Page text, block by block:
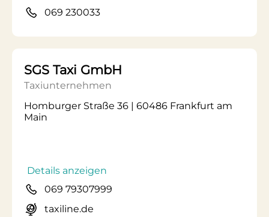
069 230033
SGS Taxi GmbH
Taxiunternehmen
Homburger Straße 36 | 60486 Frankfurt am
Main
Details anzeigen
069 79307999
taxiline.de